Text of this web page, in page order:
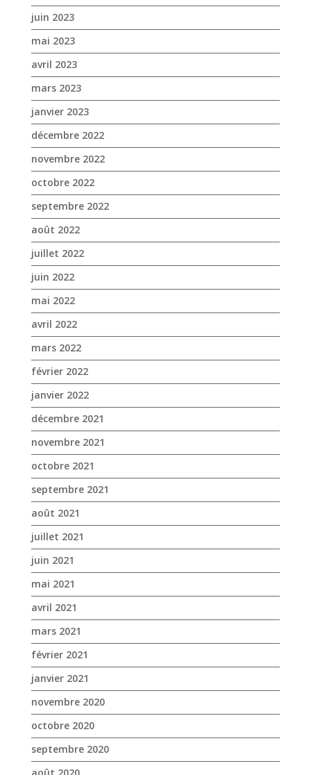
janvier 2023
décembre 2022
novembre 2022
octobre 2022
septembre 2022
août 2022
juillet 2022
juin 2022
mai 2022
avril 2022
mars 2022
février 2022
janvier 2022
décembre 2021
novembre 2021
octobre 2021
septembre 2021
août 2021
juillet 2021
juin 2021
mai 2021
avril 2021
mars 2021
février 2021
janvier 2021
novembre 2020
octobre 2020
septembre 2020
août 2020
juillet 2020
juin 2020
mai 2020
avril 2020